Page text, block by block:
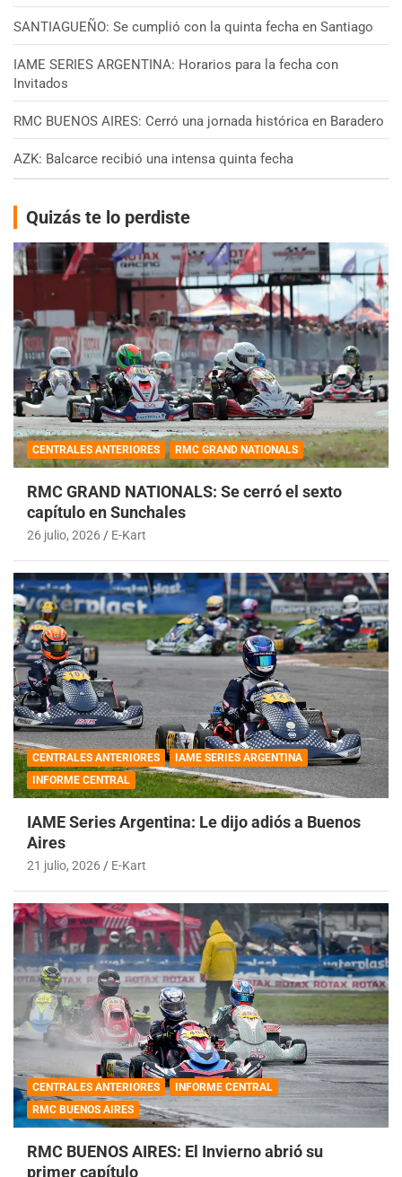
SANTIAGUEÑO: Se cumplió con la quinta fecha en Santiago
IAME SERIES ARGENTINA: Horarios para la fecha con
Invitados
RMC BUENOS AIRES: Cerró una jornada histórica en Baradero
AZK: Balcarce recibió una intensa quinta fecha
Quizás te lo perdiste
CENTRALES ANTERIORES RMC GRAND NATIONALS
RMC GRAND NATIONALS: Se cerró el sexto
capítulo en Sunchales
26 julio, 2026 E-Kart
CENTRALES ANTERIORES
IAME SERIES ARGENTINA
INFORME CENTRAL
IAME Series Argentina: Le dijo adiós a Buenos
Aires
21 julio, 2026 E-Kart
CENTRALES ANTERIORES
INFORME CENTRAL
RMC BUENOS AIRES
RMC BUENOS AIRES: El Invierno abrió su
primer capítulo